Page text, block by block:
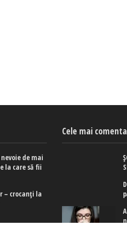
de mai
la care să fii
– crocanți la
Cele mai